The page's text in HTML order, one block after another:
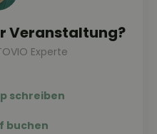
Veranstaltung?
Experte
schreiben
buchen